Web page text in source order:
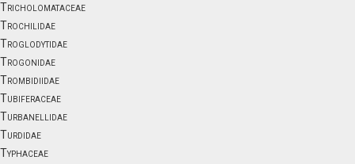
Tricholomataceae
Trochilidae
Troglodytidae
Trogonidae
Trombidiidae
Tubiferaceae
Turbanellidae
Turdidae
Typhaceae